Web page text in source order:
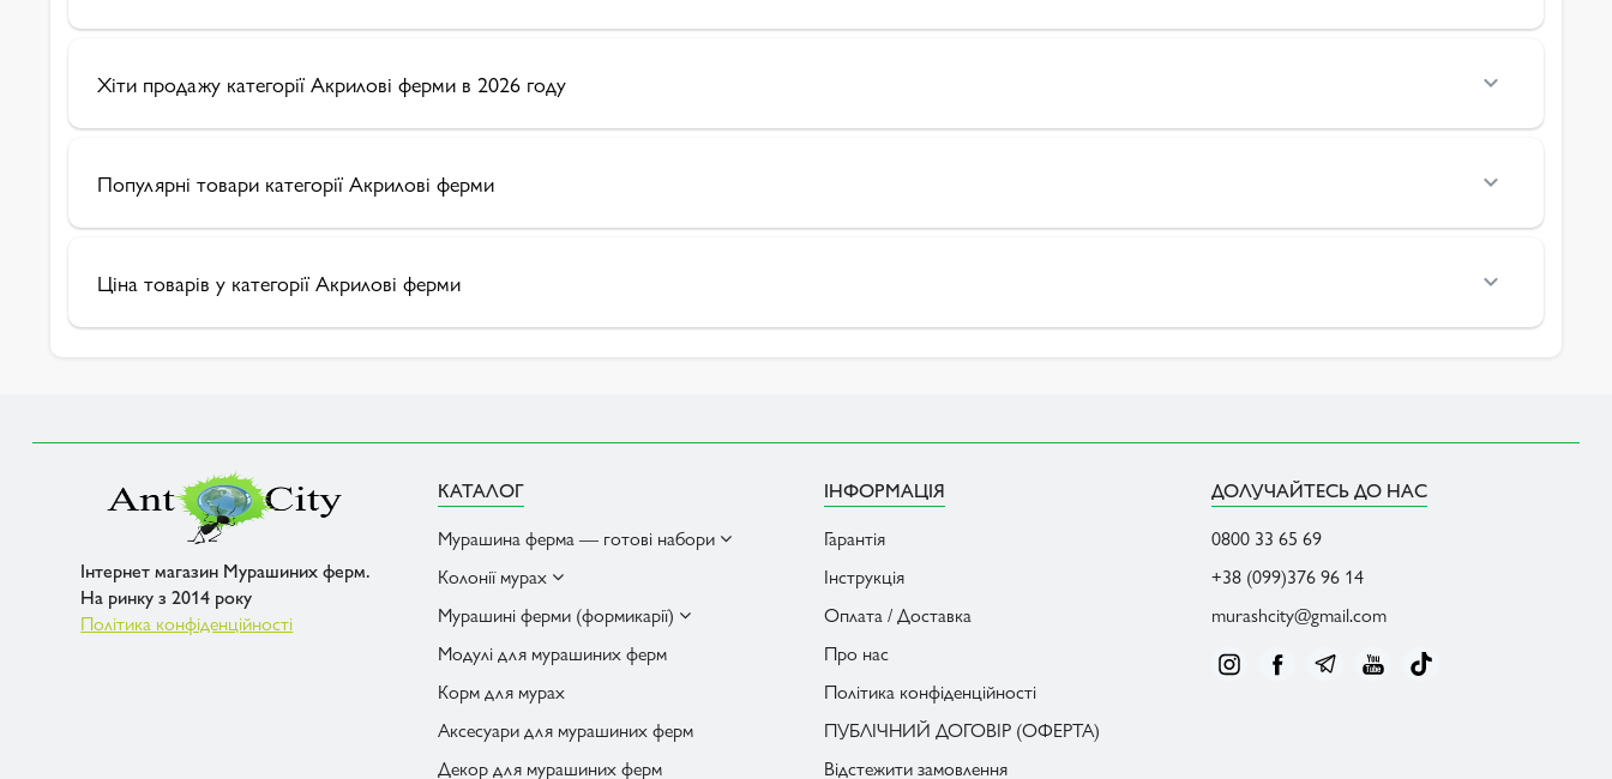
Хіти продажу категорії Акрилові ферми в 2026 году
Популярні товари категорії Акрилові ферми
Ціна товарів у категорії Акрилові ферми
Інтернет магазин Мурашиних ферм.
На ринку з 2014 року
Політика конфіденційності
КАТАЛОГ
Мурашина ферма — готові набори
Колонії мурах
Мурашині ферми (формикарії)
Модулі для мурашиних ферм
Корм для мурах
Аксесуари для мурашиних ферм
Декор для мурашиних ферм
ІНФОРМАЦІЯ
Гарантія
Інструкція
Оплата / Доставка
Про нас
Політика конфіденційності
ПУБЛІЧНИЙ ДОГОВІР (ОФЕРТА)
Відстежити замовлення
ДОЛУЧАЙТЕСЬ ДО НАС
0800 33 65 69
+38 (099)376 96 14
murashcity@gmail.com